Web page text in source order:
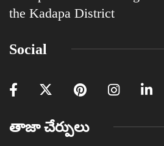
the Kadapa District
Social
తాజా చేర్పులు